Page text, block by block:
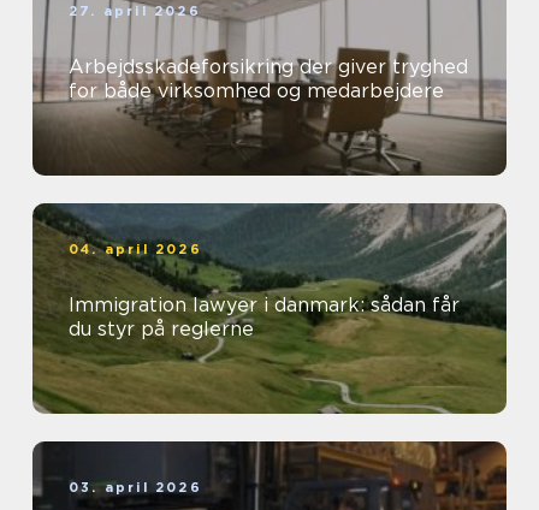
27. april 2026
Arbejdsskadeforsikring der giver tryghed
for både virksomhed og medarbejdere
04. april 2026
Immigration lawyer i danmark: sådan får
du styr på reglerne
03. april 2026